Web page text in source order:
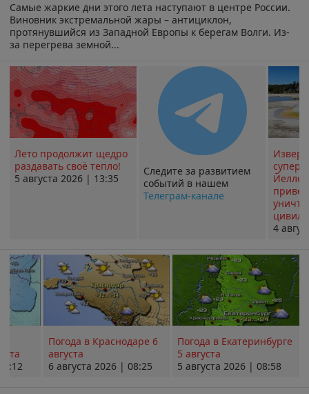
Самые жаркие дни этого лета наступают в центре России.
Виновник экстремальной жары – антициклон,
протянувшийся из Западной Европы к берегам Волги. Из-
за перегрева земной...
Лето продолжит щедро
раздавать своё тепло!
5 августа 2026 | 13:35
Следите за развитием
событий в нашем
Телеграм-канале
4
Погода в Краснодаре 6
августа
6 августа 2026 | 08:25
Погода в Екатеринбурге
5 августа
5 августа 2026 | 08:58